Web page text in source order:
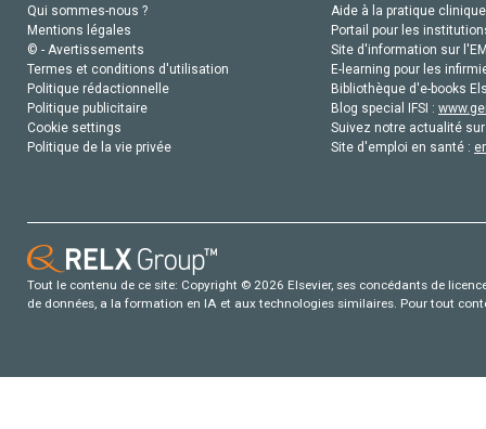
Qui sommes-nous ?
Mentions légales
© - Avertissements
Termes et conditions d'utilisation
Politique rédactionnelle
Politique publicitaire
Cookie settings
Politique de la vie privée
Aide à la pratique
Portail pour les
Site d'information sur
E-learning pour les
Bibliothèque d'e-books
Blog special IFSI :
Suivez notre actualité
Site d'emploi en santé :
Tout le contenu de ce site: Copyright © 2026 Elsevier, ses concédants de
de données, a la formation en IA et aux technologies similaires. Pour tout